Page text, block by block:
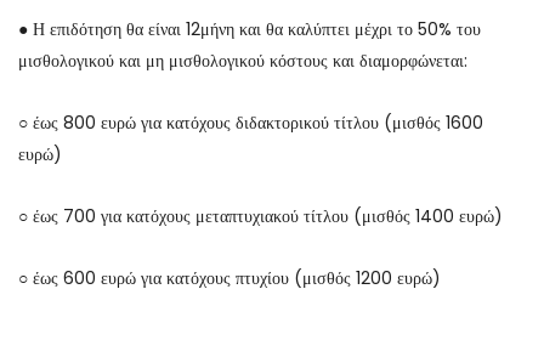
● Η επιδότηση θα είναι 12μήνη και θα καλύπτει μέχρι το 50% του
μισθολογικού και μη μισθολογικού κόστους και διαμορφώνεται:
○ έως 800 ευρώ για κατόχους διδακτορικού τίτλου (μισθός 1600
ευρώ)
○ έως 700 για κατόχους μεταπτυχιακού τίτλου (μισθός 1400 ευρώ)
○ έως 600 ευρώ για κατόχους πτυχίου (μισθός 1200 ευρώ)